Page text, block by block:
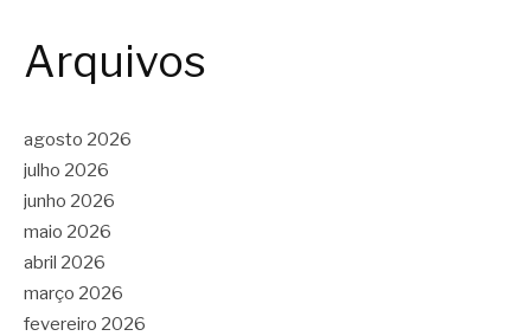
Arquivos
agosto 2026
julho 2026
junho 2026
maio 2026
abril 2026
março 2026
fevereiro 2026